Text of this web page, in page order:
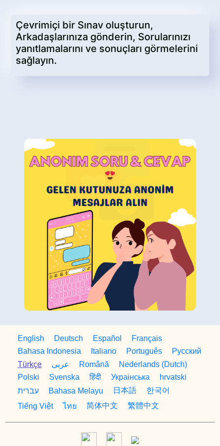
Çevrimiçi bir Sınav oluşturun,
Arkadaşlarınıza gönderin, Sorularınızı
yanıtlamalarını ve sonuçları görmelerini
sağlayın.
English Deutsch Español
Français
Bahasa Indonesia
Italiano Português
Русский
Türkçe
عربى Română
Nederlands (Dutch)
Polski
Svenska हिंदी Украiнська
hrvatski
עברית
Bahasa Melayu 日本語
한국어
Tiếng Việt
ไทย 简体中文 繁體中文